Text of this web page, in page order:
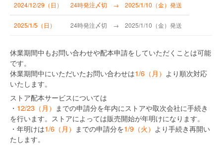
2024/12/29（日） 24時発注〆切 → 2025/1/10（金）発送
2025/1/5（日） 24時発注〆切 → 2025/1/10（金）発送
休業期間中もお問い合わせや配本申請をしていただくことは可能
です。
休業期間中にいただいたお問い合わせは1/6（月） より順次対応
いたします。
ストア配本サービスについては
・ 12/23（月） までの申請分を年内にストアや取次会社に手続き
を行います。ストアによっては販売開始が年明けになります。
・年明けは1/6（月） までの申請分を1/9（火） より手続き再開い
たします。